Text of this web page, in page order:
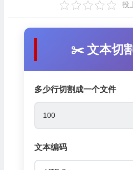
投
✂️ 文本切
多少行切割成一个文件
文本编码